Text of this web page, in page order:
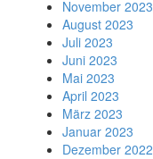
November 2023
August 2023
Juli 2023
Juni 2023
Mai 2023
April 2023
März 2023
Januar 2023
Dezember 2022